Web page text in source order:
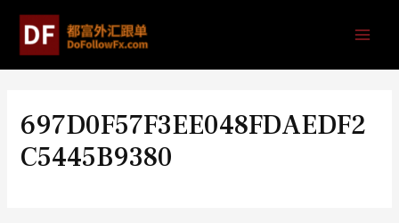
697D0F57F3EE048FDAEDF2
C5445B9380